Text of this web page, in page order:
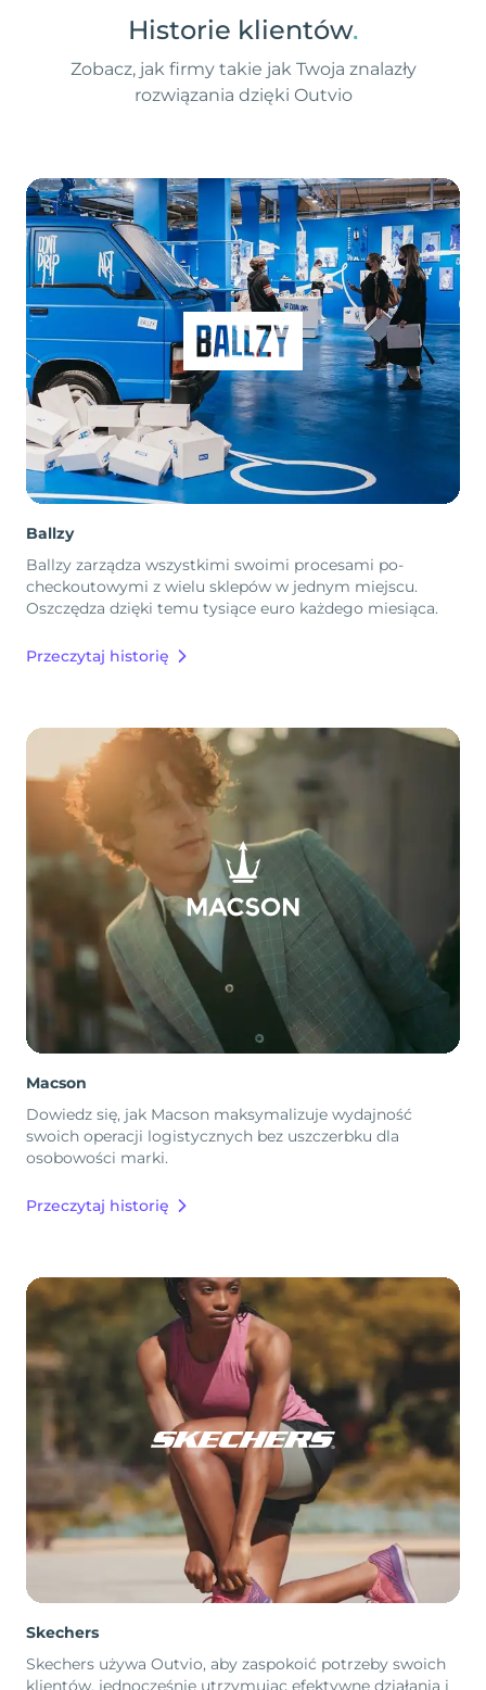
Historie klientów.
Zobacz, jak firmy takie jak Twoja znalazły
rozwiązania dzięki Outvio
Ballzy
Ballzy zarządza wszystkimi swoimi procesami po-
checkoutowymi z wielu sklepów w jednym miejscu.
Oszczędza dzięki temu tysiące euro każdego miesiąca.
Przeczytaj historię
Macson
Dowiedz się, jak Macson maksymalizuje wydajność
swoich operacji logistycznych bez uszczerbku dla
osobowości marki.
Przeczytaj historię
Skechers
Skechers używa Outvio, aby zaspokoić potrzeby swoich
klientów, jednocześnie utrzymując efektywne działania i